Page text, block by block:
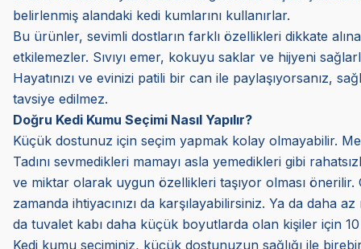
belirlenmiş alandaki kedi kumlarını kullanırlar.
Bu ürünler, sevimli dostların farklı özellikleri dikkate
etkilemezler. Sıvıyı emer, kokuyu saklar ve hijyeni
Hayatınızı ve evinizi patili bir can ile paylaşıyorsanız,
tavsiye edilmez.
Doğru Kedi Kumu Seçimi Nasıl Yapılır?
Küçük dostunuz için seçim yapmak kolay olmayabilir.
Tadını sevmedikleri mamayı asla yemedikleri gibi
ve miktar olarak uygun özellikleri taşıyor olması
zamanda ihtiyacınızı da karşılayabilirsiniz. Ya da daha
da tuvalet kabı daha küçük boyutlarda olan kişiler için
Kedi kumu seçiminiz, küçük dostunuzun sağlığı ile